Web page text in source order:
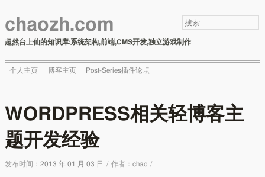
chaozh.com
超然台上仙的知识库:系统架构,前端,CMS开发,独立游戏制作
个人主页 博客主页 Post-Series插件论坛
WORDPRESS相关轻博客主
题开发经验
发布时间：2013 年 01 月 03 日 / 作者：chao /